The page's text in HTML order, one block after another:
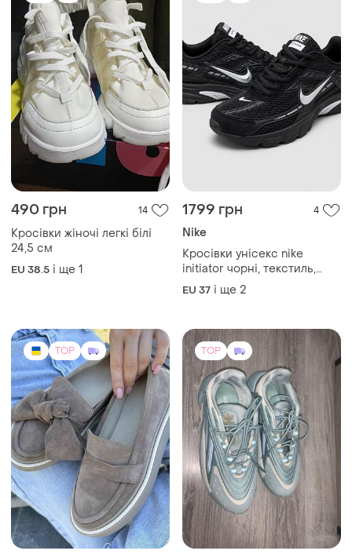
490 грн 14
Кросівки жіночі легкі білі
24,5 см
EU 38.5 і ще 1
1799 грн 4
initiator чорні, текстиль,
розміри 37–39
EU 37 і ще 2
TOP
1800 грн 4
Натуральні шкіряні замшеві
лофери на товстій підошві
з бантом 39 розмір
EU 39
TOP
2000 грн
Adidas
Кросівки adidas ozelia
38